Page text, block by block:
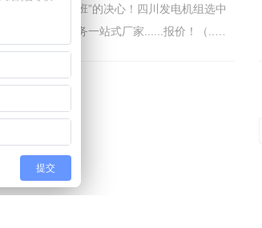
了发电机组“上班”的决心！四川发电机组选中
齐全!发电机服务一站式厂家......报价！（..设
计安装哦~）
提交